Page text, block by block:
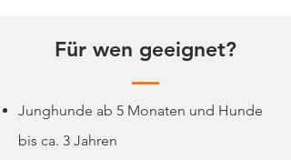
Für wen geeignet?
Junghunde ab 5 Monaten und Hunde
bis ca. 3 Jahren